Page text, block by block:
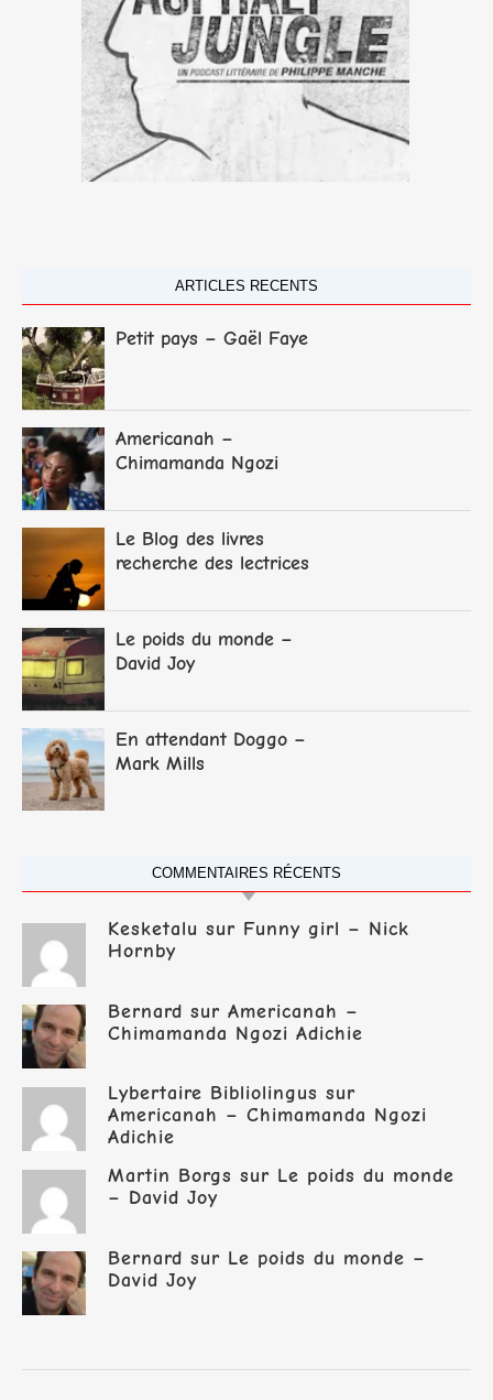
ARTICLES RECENTS
Petit pays – Gaël Faye
Americanah –
Chimamanda Ngozi
Le Blog des livres
recherche des lectrices
Le poids du monde –
David Joy
En attendant Doggo –
Mark Mills
COMMENTAIRES RÉCENTS
Kesketalu sur Funny girl – Nick
Hornby
Bernard sur Americanah –
Chimamanda Ngozi Adichie
Lybertaire Bibliolingus sur
Americanah – Chimamanda Ngozi
Adichie
Martin Borgs sur Le poids du monde
– David Joy
Bernard sur Le poids du monde –
David Joy